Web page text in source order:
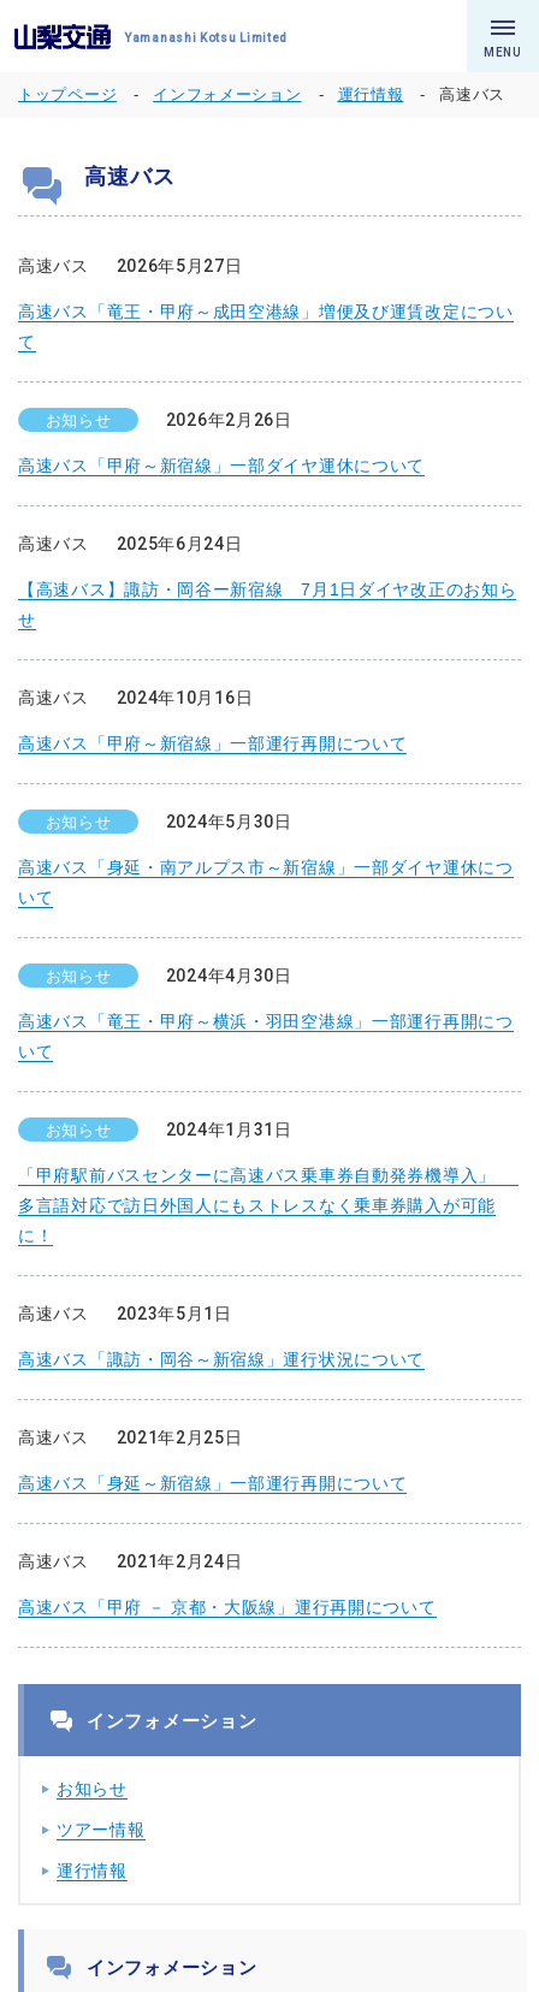
Yamanashi Kotsu Limited
MENU
トップページ インフォメーション 運行情報 高速バス
高速バス
高速バス 2026年5月27日
高速バス「竜王・甲府～成田空港線」増便及び運賃改定につい
て
お知らせ 2026年2月26日
高速バス「甲府～新宿線」一部ダイヤ運休について
高速バス 2025年6月24日
【高速バス】諏訪・岡谷ー新宿線 7月1日ダイヤ改正のお知ら
せ
高速バス 2024年10月16日
高速バス「甲府～新宿線」一部運行再開について
お知らせ 2024年5月30日
高速バス「身延・南アルプス市～新宿線」一部ダイヤ運休につ
いて
お知らせ 2024年4月30日
高速バス「竜王・甲府～横浜・羽田空港線」一部運行再開につ
いて
お知らせ 2024年1月31日
「甲府駅前バスセンターに高速バス乗車券自動発券機導入」
多言語対応で訪日外国人にもストレスなく乗車券購入が可能
に！
高速バス 2023年5月1日
高速バス「諏訪・岡谷～新宿線」運行状況について
高速バス 2021年2月25日
高速バス「身延～新宿線」一部運行再開について
高速バス 2021年2月24日
高速バス「甲府 － 京都・大阪線」運行再開について
インフォメーション
お知らせ
ツアー情報
運行情報
インフォメーション